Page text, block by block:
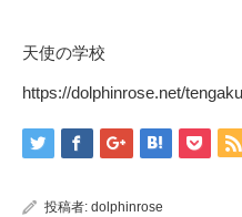
天使の学校
https://dolphinrose.net/
投稿者: dolphinrose